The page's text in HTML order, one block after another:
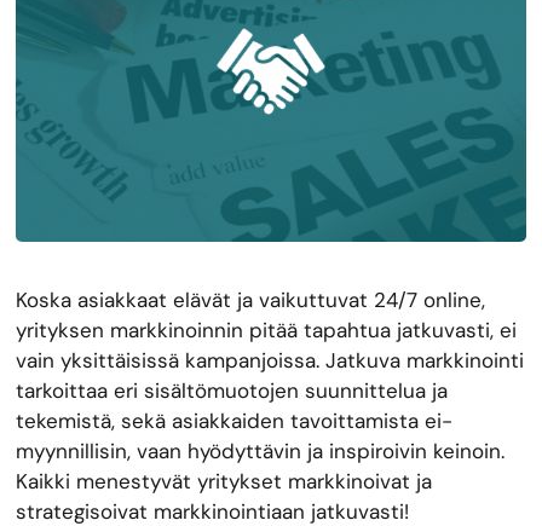
Koska asiakkaat elävät ja vaikuttuvat 24/7 online,
yrityksen markkinoinnin pitää tapahtua jatkuvasti, ei
vain yksittäisissä kampanjoissa. Jatkuva markkinointi
tarkoittaa eri sisältömuotojen suunnittelua ja
tekemistä, sekä asiakkaiden tavoittamista ei-
myynnillisin, vaan hyödyttävin ja inspiroivin keinoin.
Kaikki menestyvät yritykset markkinoivat ja
strategisoivat markkinointiaan jatkuvasti!